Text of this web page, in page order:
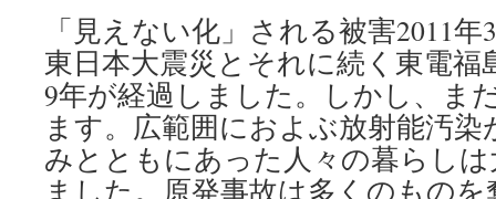
「見えない化」される被害2011
東日本大震災とそれに続く東電福
9年が経過しました。しかし、ま
ます。広範囲におよぶ放射能汚
みとともにあった人々の暮らし
ました。原発事故は多くのもの